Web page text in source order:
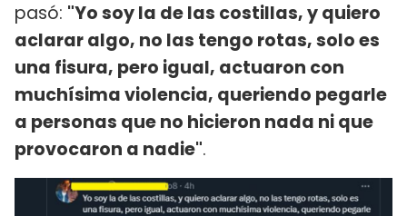
pasó: "Yo soy la de las costillas, y quiero
aclarar algo, no las tengo rotas, solo es
una fisura, pero igual, actuaron con
muchísima violencia, queriendo pegarle
a personas que no hicieron nada ni que
provocaron a nadie".